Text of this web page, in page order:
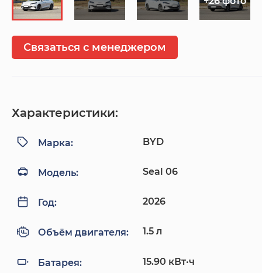
Связаться с менеджером
Характеристики:
Марка: BYD
Модель: Seal 06
Год: 2026
Объём двигателя: 1.5 л
Батарея: 15.90 кВт·ч